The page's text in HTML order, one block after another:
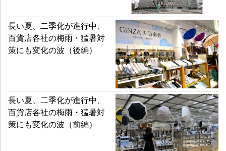
長い夏、二季化が進行中、
百貨店各社の梅雨・猛暑対
策にも変化の波（後編）
長い夏、二季化が進行中、
百貨店各社の梅雨・猛暑対
策にも変化の波（前編）